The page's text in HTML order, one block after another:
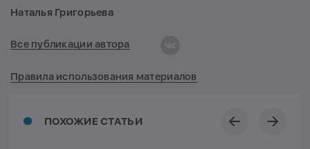
ПОХОЖИЕ СТАТЬИ
Наталья Григорьева
Все публикации автора
Правила использования материалов